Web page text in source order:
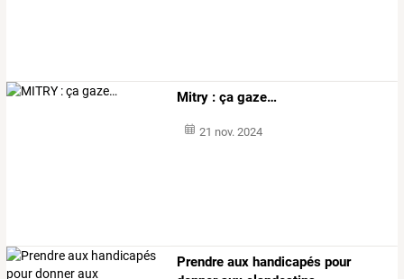
Mitry : ça gaze…
21 nov. 2024
Prendre aux handicapés pour